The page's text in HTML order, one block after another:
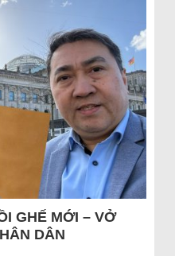
GHẾ MỚI – VỞ
DÂN